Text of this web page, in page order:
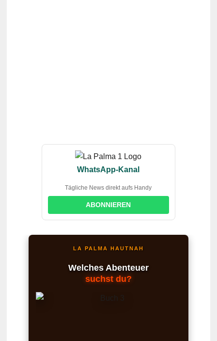
WhatsApp-Kanal
Tägliche News direkt aufs Handy
ABONNIEREN
LA PALMA HAUTNAH
Welches Abenteuer
suchst du?